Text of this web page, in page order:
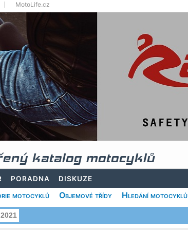
MotoLife.cz
katalog motocyklů
PORADNA DISKUZE
motocyklů Objemové třídy Hledání motocyklů
2021